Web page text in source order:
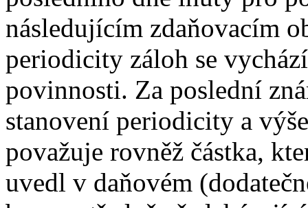
následujícím zdaňovacím
periodicity záloh se
povinnosti. Za poslední
stanovení periodicity a
považuje rovněž částka,
uvedl v daňovém